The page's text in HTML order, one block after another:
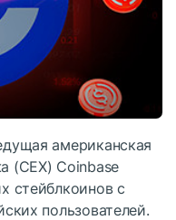
американская
(CEX) Coinbase
стейблкоинов с
пользователей.